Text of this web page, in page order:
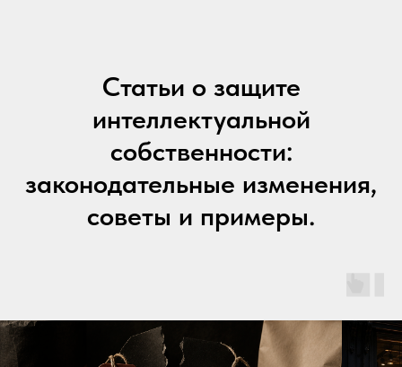
Статьи о защите
интеллектуальной
собственности:
законодательные изменения,
советы и примеры.